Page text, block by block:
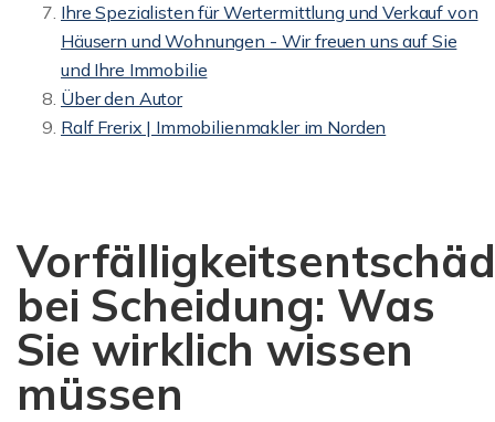
Ihre Spezialisten für Wertermittlung und Verkauf von
Häusern und Wohnungen - Wir freuen uns auf Sie
und Ihre Immobilie
Über den Autor
Ralf Frerix | Immobilienmakler im Norden
bei Scheidung: Was
Sie wirklich wissen
müssen